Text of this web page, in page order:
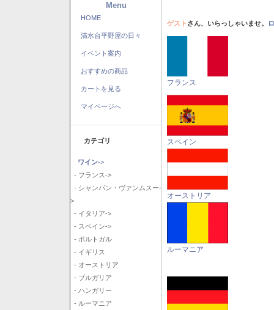
Menu
HOME
清水台平野屋の日々
イベント案内
おすすめの商品
カートを見る
マイページへ
カテゴリ
ワイン->
- フランス->
- シャンパン・ヴァンムスー-
>
- イタリア->
- スペイン->
- ポルトガル
- イギリス
- オーストリア
- ブルガリア
- ハンガリー
- ルーマニア
ゲスト さん、いらっしゃいませ。
フランス
スペイン
オーストリア
ルーマニア